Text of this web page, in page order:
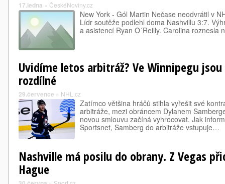
17.ledna » ČeskéNoviny.cz
New York - Gól Martin Nečase neodvrátil v
Lídr soutěže podlehl doma Nashvillu 3:7.
a asistencí Ryan O´Reilly. Carolina roznesla
Uvidíme letos arbitráž? Ve Winnipegu
rozdílné
29.července » NHL.cz
Zatímco většina hráčů stihla vyřešit své
arbitráže, mezi obráncem Dylanem
novou smlouvu začíná vyhrocovat. Jak
Sportsnet, Samberg do arbitráže vstupuje…
Nashville má posilu do obrany. Z Vegas
Hague